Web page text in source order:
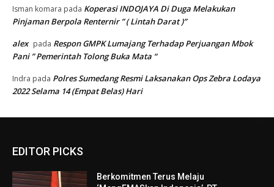
Isman komara pada Koperasi INDOJAYA Di Duga Melakukan
Pinjaman Berpola Renternir ” ( Lintah Darat )”
alex pada Respon GMPK Lumajang Terhadap Perjuangan Mbok
Pani ” Pemerintah Tolong Buka Mata “
Indra pada Polres Sumedang Resmi Laksanakan Ops Zebra Lodaya
2022 Selama 14 (Empat Belas) Hari
EDITOR PICKS
Berkomitmen Terus Melaju